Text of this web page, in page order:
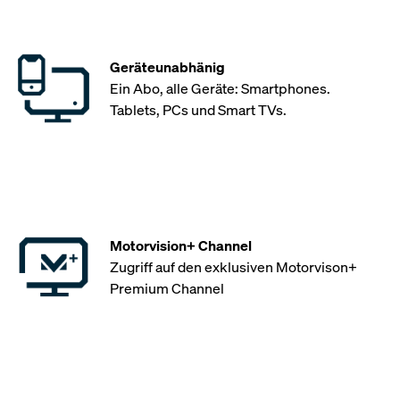
Geräteunabhänig
Ein Abo, alle Geräte: Smartphones.
Tablets, PCs und Smart TVs.
Motorvision+ Channel
Zugriff auf den exklusiven Motorvison+
Premium Channel